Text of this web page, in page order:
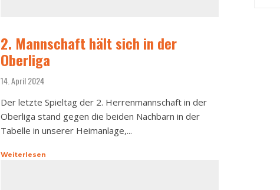
2. Mannschaft hält sich in der
Oberliga
14. April 2024
Der letzte Spieltag der 2. Herrenmannschaft in der
Oberliga stand gegen die beiden Nachbarn in der
Tabelle in unserer Heimanlage,...
Weiterlesen